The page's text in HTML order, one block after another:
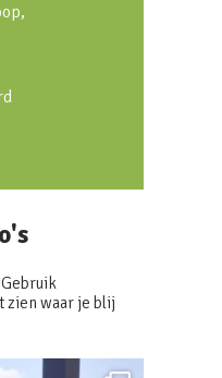
zien waar je blij